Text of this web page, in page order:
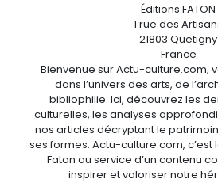
Éditions FATON
1 rue des
21803 Quetigny
France
Bienvenue sur Actu-culture.com,
dans l’univers des arts, de
bibliophilie. Ici, découvrez les
culturelles, les analyses
nos articles décryptant le
ses formes. Actu-culture.com, c’est
Faton au service d’un contenu
inspirer et valoriser notre